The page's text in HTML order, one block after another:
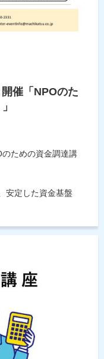
催「NPOのた
ための資金調達講
安定した資金基盤